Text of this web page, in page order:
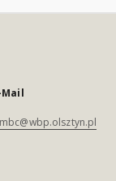
Mail